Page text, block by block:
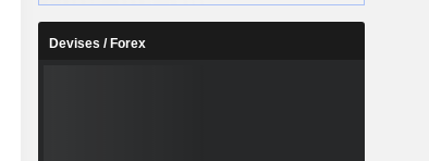
Devises / Forex